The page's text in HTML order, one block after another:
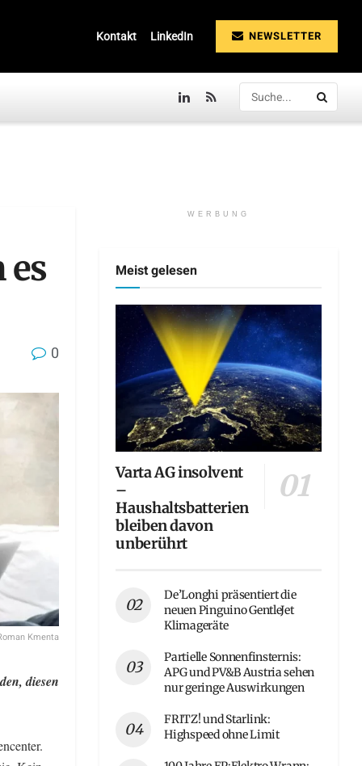
Kontakt LinkedIn NEWSLETTER
es
0
Kmenta
diesen
WERBUNG
Meist gelesen
Varta AG insolvent
–
Haushaltsbatterien
bleiben davon
unberührt
De’Longhi präsentiert die
neuen Pinguino GentleJet
Klimageräte
Partielle Sonnenfinsternis:
APG und PV&B Austria sehen
nur geringe Auswirkungen
FRITZ! und Starlink:
Highspeed ohne Limit